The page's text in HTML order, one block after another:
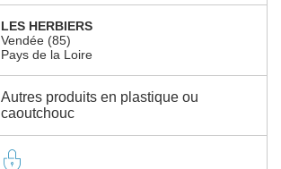
LES HERBIERS
Vendée (85)
Pays de la Loire
Autres produits en plastique ou
caoutchouc